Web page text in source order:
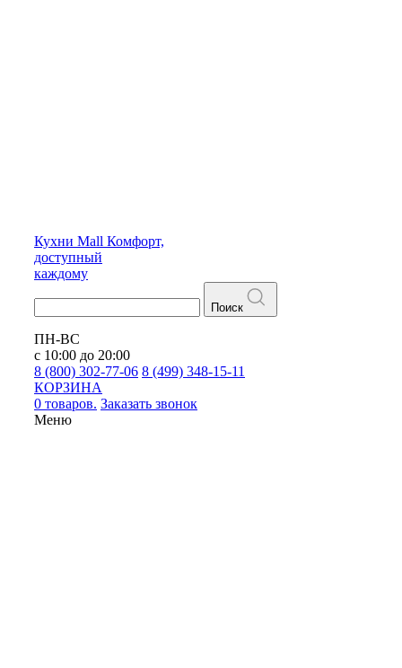
Кухни Mall Комфорт,
доступный
каждому
Поиск
ПН-ВС
с 10:00 до 20:00
8 (800) 302-77-06 8 (499) 348-15-11
КОРЗИНА
0 товаров. Заказать звонок
Меню